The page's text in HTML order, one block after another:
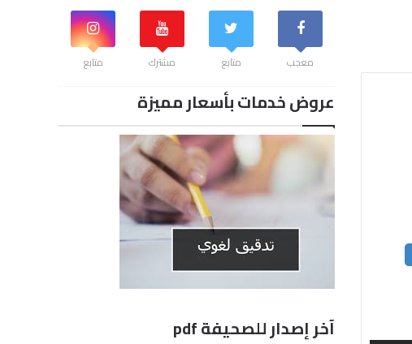
معجب متابع مشترك متابع
عروض خدمات بأسعار مميزة
آخر إصدار للصحيفة pdf